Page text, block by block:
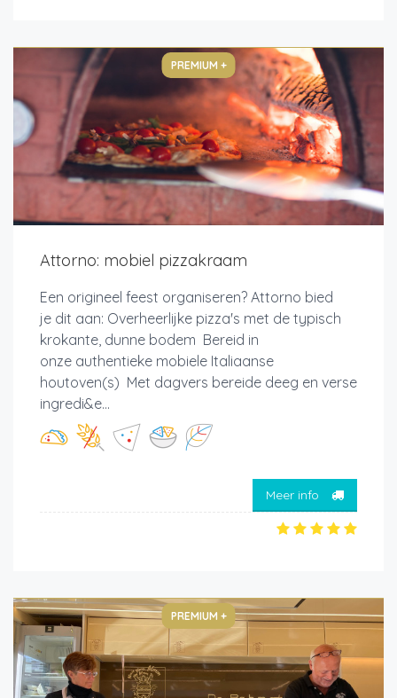
PREMIUM +
Attorno: mobiel pizzakraam
Een origineel feest organiseren? Attorno bied
je dit aan: Overheerlijke pizza's met de typisch
krokante, dunne bodem Bereid in
onze authentieke mobiele Italiaanse
houtoven(s) Met dagvers bereide deeg en verse
ingredi&e...
Meer info
PREMIUM +